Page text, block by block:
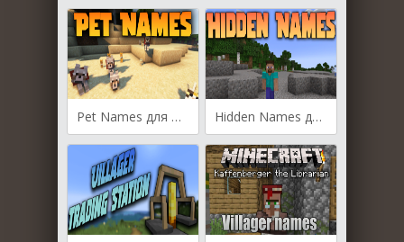
Pet Names для Майнкрафт [1.20, 1.19.4, 1.19.3] Hidden Names для Майнкрафт [1.19.3, 1.19.1, 1.18.2]